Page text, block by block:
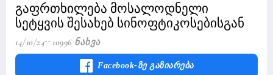
გაფრთხილება მოსალოდნელი
სეტყვის შესახებ სინოფტიკოსებისგან
14/10/24 10996 Ნახვა
Facebook-Ზე Გაზიარება